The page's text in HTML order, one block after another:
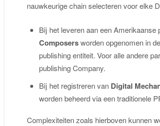
nauwkeurige chain selecteren voor elke
Bij het leveren aan een Amerikaanse
Composersworden opgenomen in
publishing entiteit. Voor alle andere
publishing Company.
Bij het registreren van Digital
worden beheerd via een traditionele
Complexiteiten zoals hierboven kunnen